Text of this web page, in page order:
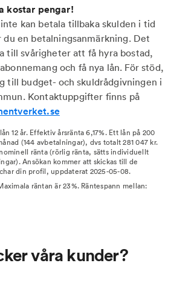
kostar pengar!
kan betala tillbaka skulden i tid
du en betalningsanmärkning. Det
till svårigheter att få hyra bostad,
och få nya lån. För stöd,
till budget- och skuldrådgivningen i
Kontaktuppgifter finns på
12 år. Effektiv årsränta 6,17%. Ett lån på 200
(144 avbetalningar), dvs totalt 281 047 kr.
ränta (rörlig ränta, sätts individuellt
Ansökan kommer att skickas till de
din profil, uppdaterat 2025-05-08.
räntan är 23%. Räntespann mellan:
våra kunder?